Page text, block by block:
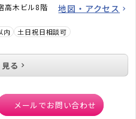
高木ビル8階 地図・アクセス
内
土日祝日相談可
る
メールでお問い合わせ